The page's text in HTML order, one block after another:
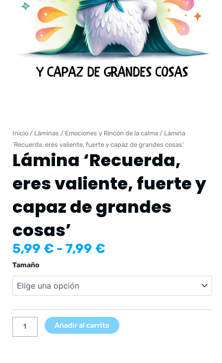
Inicio / Láminas / Emociones y Rincón de la calma / Lámina
‘Recuerda, eres valiente, fuerte y capaz de grandes cosas’
Lámina ‘Recuerda,
eres valiente, fuerte y
capaz de grandes
cosas’
5,99 € - 7,99 €Rango
5,99 €
hasta
7,99 €
Tamaño
Lámina
'Recuerda,
eres
valiente,
fuerte
Añadir al carrito